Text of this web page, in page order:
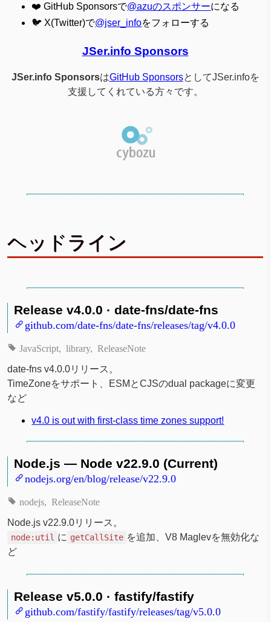
❤️ GitHub Sponsorsで@azuのスポンサーになる
🐦 X(Twitter)で@jser_infoをフォローする
JSer.info Sponsors
JSer.info SponsorsはGitHub SponsorsとしてJSer.infoを
支援してくれている方々です。
ヘッドライン
Release v4.0.0 · date-fns/date-fns
github.com/date-fns/date-fns/releases/tag/v4.0.0
JavaScript library ReleaseNote
date-fns v4.0.0リリース。
TimeZoneをサポート、ESMとCJSのdual packageに変更
など
v4.0 is out with first-class time zones support!
Node.js — Node v22.9.0 (Current)
nodejs.org/en/blog/release/v22.9.0
nodejs ReleaseNote
Node.js v22.9.0リリース。
node:util に getCallSite を追加、V8 Maglevを無効化な
ど
Release v5.0.0 · fastify/fastify
github.com/fastify/fastify/releases/tag/v5.0.0